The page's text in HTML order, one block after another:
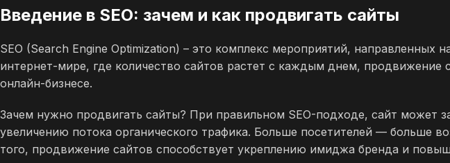
Введение в SEO: зачем и как продвигать сайты
SEO (Search Engine Optimization) – это комплекс мероприятий,
интернет-мире, где количество сайтов растет с каждым днем,
онлайн-бизнесе.
Зачем нужно продвигать сайты? При правильном SEO-подходе, сайт может
увеличению потока органического трафика. Больше посетителей — больше
того, продвижение сайтов способствует укреплению имиджа бренда и